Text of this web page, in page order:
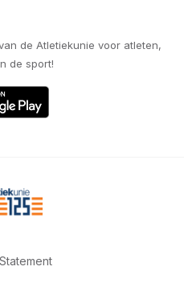
de Atletiekunie voor atleten,
de sport!